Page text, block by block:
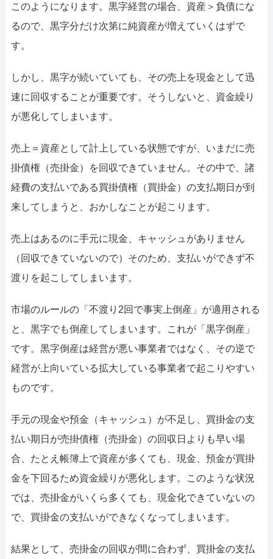
このようになります。黒字経営の場合、資産＞負債にな
るので、黒字分だけ次第に純資産が増えていくはずで
す。
しかし、黒字が続いていても、その売上を現金として迅
速に回収することが重要です。そうしないと、資金繰り
が悪化してしまいます。
売上＝資産として計上している状態ですが、いまだに売
掛債権（売掛金）を回収できていません。その中で、諸
経費の支払いである買掛債権（買掛金）の支払期日が到
来してしまうと、おかしなことが起こります。
売上はあるのに手元に現金、キャッシュがありません
（回収できていないので）そのため、支払いができず不
渡りを起こしてしまいます。
市場のルールの「不渡り2回で事実上倒産」が適用される
と、黒字でも倒産してしまいます。これが「黒字倒産」
です。黒字倒産は経営が悪い事業者ではなく、その逆で
経営が上向いている拡大している事業者で起こりやすい
ものです。
手元の現金や預金（キャッシュ）が不足し、買掛金の支
払い期日が売掛債権（売掛金）の回収日よりも早い場
合、たとえ帳簿上で資産が多くても、現金、預金が買掛
金を下回るため資金繰りが悪化します。このような状況
では、売掛金がいくら多くても、現金化できていないの
で、買掛金の支払いができなくなってしまいます。
結果として、売掛金の回収が間に合わず、買掛金の支払